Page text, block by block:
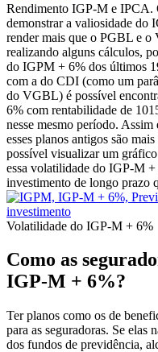
Rendimento IGP-M e IPCA.
demonstrar a valiosidade do
render mais que o PGBL e
realizando alguns cálculos,
do IGPM + 6% dos últimos
com a do CDI (como um
do VGBL) é possível
6% com rentabilidade de
nesse mesmo período.
esses planos antigos são
possível visualizar um
essa volatilidade do IGP-M
investimento de longo prazo
Volatilidade do IGP-M + 6%
Como as
IGP-M + 6%?
Ter planos como os de
para as seguradoras. Se elas
dos fundos de previdência,